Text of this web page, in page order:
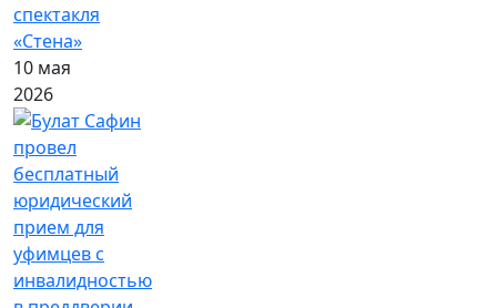
спектакля
«Стена»
10 мая
2026